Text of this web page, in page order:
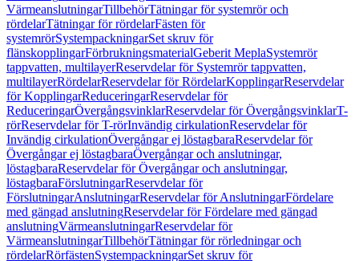
VärmeanslutningarTillbehörTätningar för systemrör och
rördelarTätningar för rördelarFästen för
systemrörSystempackningarSet skruv för
flänskopplingarFörbrukningsmaterialGeberit MeplaSystemrör
tappvatten, multilayerReservdelar för Systemrör tappvatten,
multilayerRördelarReservdelar för RördelarKopplingarReservdelar
för KopplingarReduceringarReservdelar för
ReduceringarÖvergångsvinklarReservdelar för ÖvergångsvinklarT-
rörReservdelar för T-rörInvändig cirkulationReservdelar för
Invändig cirkulationÖvergångar ej löstagbaraReservdelar för
Övergångar ej löstagbaraÖvergångar och anslutningar,
löstagbaraReservdelar för Övergångar och anslutningar,
löstagbaraFörslutningarReservdelar för
FörslutningarAnslutningarReservdelar för AnslutningarFördelare
med gängad anslutningReservdelar för Fördelare med gängad
anslutningVärmeanslutningarReservdelar för
VärmeanslutningarTillbehörTätningar för rörledningar och
rördelarRörfästenSystempackningarSet skruv för